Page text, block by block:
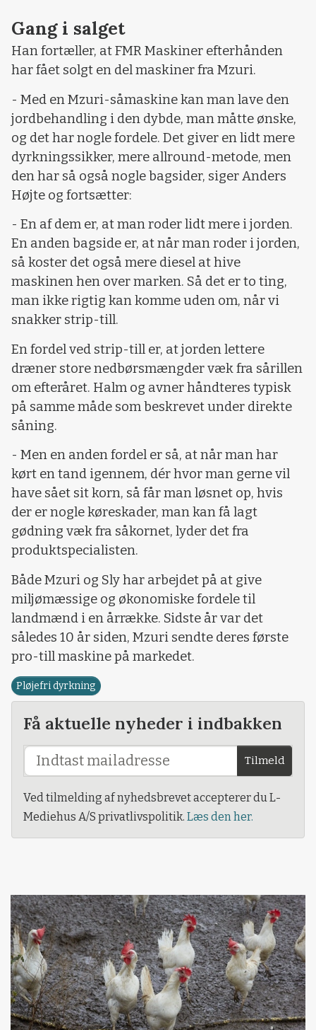
Gang i salget
Han fortæller, at FMR Maskiner efterhånden
har fået solgt en del maskiner fra Mzuri.
- Med en Mzuri-såmaskine kan man lave den
jordbehandling i den dybde, man måtte ønske,
og det har nogle fordele. Det giver en lidt mere
dyrkningssikker, mere allround-metode, men
den har så også nogle bagsider, siger Anders
Højte og fortsætter:
- En af dem er, at man roder lidt mere i jorden.
En anden bagside er, at når man roder i jorden,
så koster det også mere diesel at hive
maskinen hen over marken. Så det er to ting,
man ikke rigtig kan komme uden om, når vi
snakker strip-till.
En fordel ved strip-till er, at jorden lettere
dræner store nedbørsmængder væk fra sårillen
om efteråret. Halm og avner håndteres typisk
på samme måde som beskrevet under direkte
såning.
- Men en anden fordel er så, at når man har
kørt en tand igennem, dér hvor man gerne vil
have sået sit korn, så får man løsnet op, hvis
der er nogle køreskader, man kan få lagt
gødning væk fra såkornet, lyder det fra
produktspecialisten.
Både Mzuri og Sly har arbejdet på at give
miljømæssige og økonomiske fordele til
landmænd i en årrække. Sidste år var det
således 10 år siden, Mzuri sendte deres første
pro-till maskine på markedet.
Pløjefri dyrkning
Få aktuelle nyheder i indbakken
Tilmeld
Ved tilmelding af nyhedsbrevet accepterer du L-
Mediehus A/S privatlivspolitik. Læs den her.